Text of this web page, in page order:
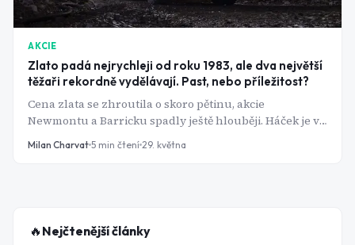
AKCIE
Zlato padá nejrychleji od roku 1983, ale dva největší
těžaři rekordně vydělávají. Past, nebo příležitost?
Cena zlata se zhroutila o skoro pětinu, akcie
Newmontu a Barricku spadly ještě hlouběji. Háček je v
tom, že obě firmy zrovna zveřejnily nejlepší čísla za
Milan Charvat 5 min čtení 29. května
🔥 Nejčtenější články